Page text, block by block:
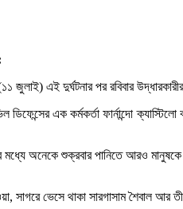
জুলাই) এই দুর্ঘটনার পর রবিবার
ডিফেন্সের এক কর্মকর্তা ফার্নান্দো
অনেকে শুক্রবার পানিতে আরও
ভেসে থাকা সারগাসাম শৈবাল আর